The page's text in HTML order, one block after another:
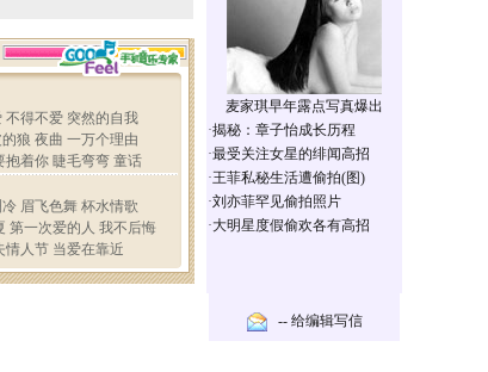
麦家琪早年露点写真爆出
·揭秘：章子怡成长历程
·最受关注女星的绯闻高招
·王菲私秘生活遭偷拍(图)
·刘亦菲罕见偷拍照片
·大明星度假偷欢各有高招
-- 给编辑写信